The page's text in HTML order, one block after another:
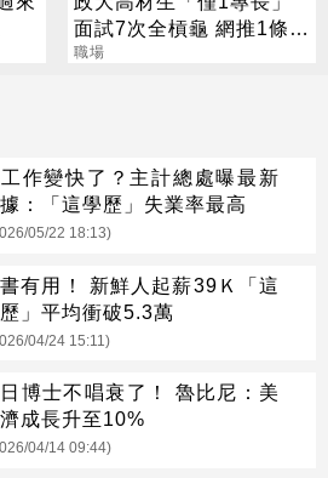
面試7次全槓龜 網推1條
路：可年薪百萬
職場
作變快了？主計總處曝最新
：「這學歷」失業率最高
05/22 18:13)
有用！ 新鮮人起薪39Ｋ「這
」平均衝破5.3萬
04/24 15:11)
博士不唱衰了！ 魯比尼：美
成長升至10%
04/14 09:44)